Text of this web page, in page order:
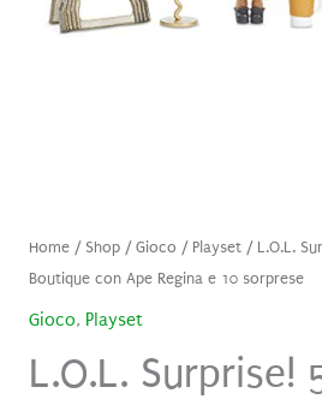
Home/ Shop/Gioco / Playset/ L.O.L.
Boutique con Ape Regina e 10 sorprese
Gioco, Playset
L.O.L. Surprise!